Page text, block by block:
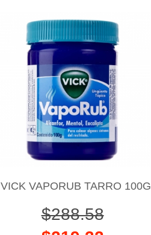
VICK VAPORUB TARRO 100G
$288.58